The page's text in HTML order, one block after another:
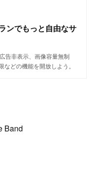
ンでもっと自由なサ
告非表示、画像容量無制
などの機能を開放しよう。
Band